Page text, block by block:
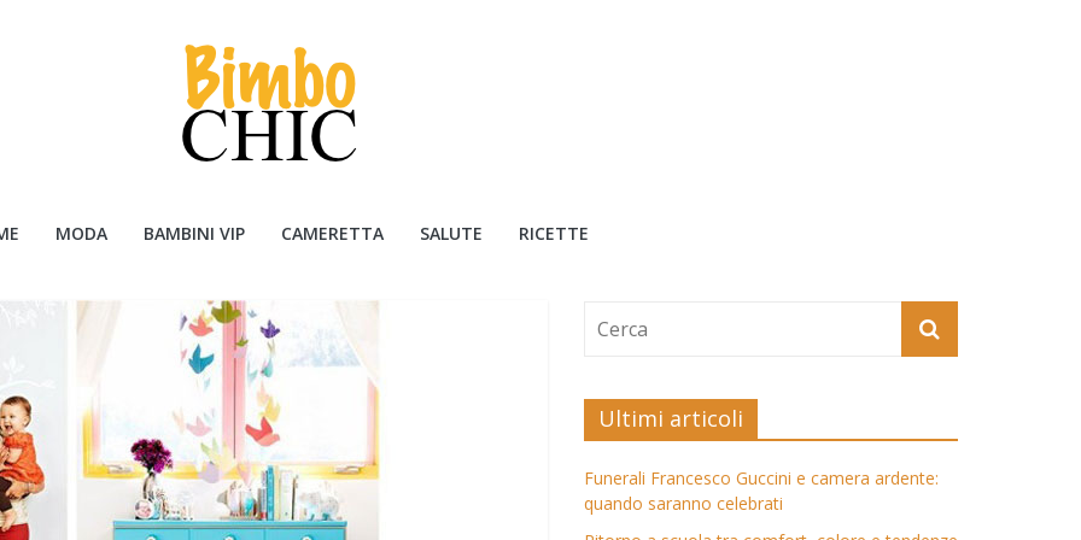
MODA BAMBINI VIP CAMERETTA SALUTE RICETTE
Ultimi articoli
Funerali Francesco Guccini e camera ardente:
quando saranno celebrati